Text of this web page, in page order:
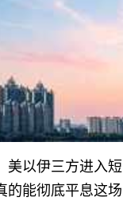
美以伊三方进入
的能彻底平息这